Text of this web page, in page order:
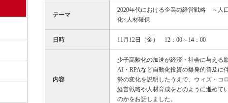
テーマ
2020年代における企業の経営戦略 ～人
化×人材確保
日時 11月12日（金） 12：00～14：00
内容
少子高齢化の加速が経済・社会に与える影
AI・RPAなど自動化投資の爆発的普及に
勢の変化を説明したうえで、ウィズ・コ
経営戦略や人材育成をどのように進めて
のかをお話しました。